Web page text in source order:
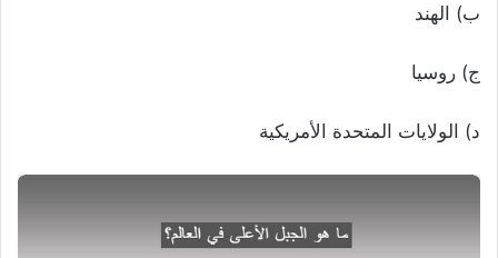
ب) الهند
ج) روسيا
د) الولايات المتحدة الأمريكية